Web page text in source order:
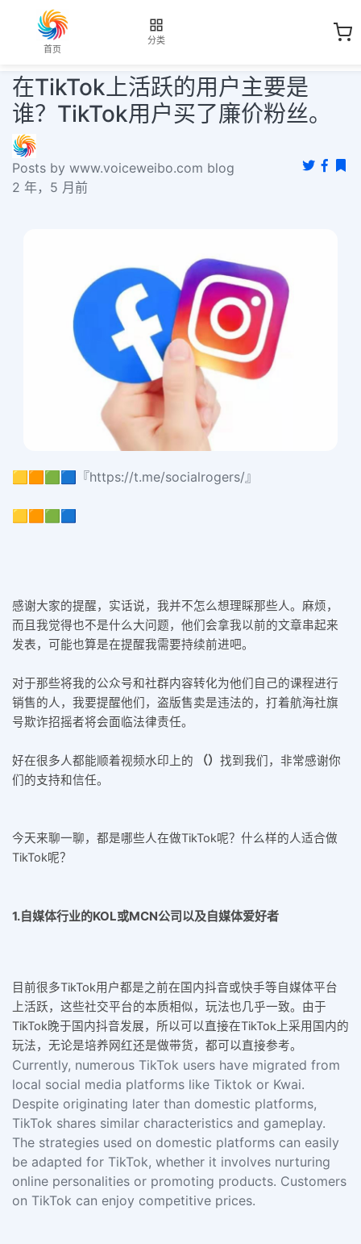
首页
分类
在TikTok上活跃的用户主要是
谁？TikTok用户买了廉价粉丝。
Posts by www.voiceweibo.com blog
2 年，5 月前
🟨🟧🟩🟦『https://t.me/socialrogers/』
🟨🟧🟩🟦
感谢大家的提醒，实话说，我并不怎么想理睬那些人。麻烦，
而且我觉得也不是什么大问题，他们会拿我以前的文章串起来
发表，可能也算是在提醒我需要持续前进吧。
对于那些将我的公众号和社群内容转化为他们自己的课程进行
销售的人，我要提醒他们，盗版售卖是违法的，打着航海社旗
号欺诈招摇者将会面临法律责任。
好在很多人都能顺着视频水印上的 （） 找到我们，非常感谢你
们的支持和信任。
今天来聊一聊，都是哪些人在做TikTok呢？什么样的人适合做
TikTok呢？
1.自媒体行业的KOL或MCN公司以及自媒体爱好者
目前很多TikTok用户都是之前在国内抖音或快手等自媒体平台
上活跃，这些社交平台的本质相似，玩法也几乎一致。由于
TikTok晚于国内抖音发展，所以可以直接在TikTok上采用国内的
玩法，无论是培养网红还是做带货，都可以直接参考。
Currently, numerous TikTok users have migrated from
local social media platforms like Tiktok or Kwai.
Despite originating later than domestic platforms,
TikTok shares similar characteristics and gameplay.
The strategies used on domestic platforms can easily
be adapted for TikTok, whether it involves nurturing
online personalities or promoting products. Customers
on TikTok can enjoy competitive prices.